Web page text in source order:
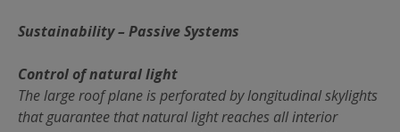
Sustainability – Passive Systems
Control of natural light
The large roof plane is perforated by longitudinal skylights
that guarantee that natural light reaches all interior